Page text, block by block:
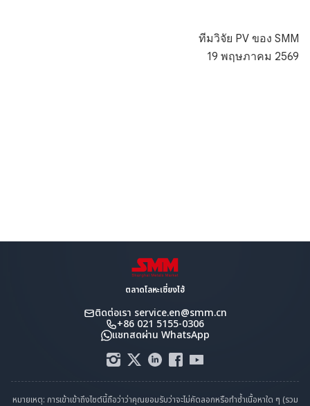
ทีมวิจัย PV ของ SMM
19 พฤษภาคม 2569
ตลาดโลหะเซี่ยงไฮ้
ติดต่อเรา service.en@smm.cn
+86 021 5155-0306
แชทสดผ่าน WhatsApp
หมายเหตุ: การเข้าเข้าถึงไซต์นี้ถือว่าว่าคุณยอมรับว่าจะไม่คัดลอกหรือทำซ้ำเนื้อหาใด ๆ (รวม